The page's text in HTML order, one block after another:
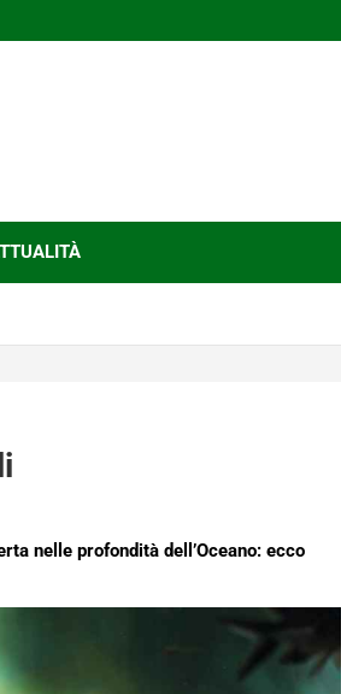
nelle profondità dell’Oceano: ecco